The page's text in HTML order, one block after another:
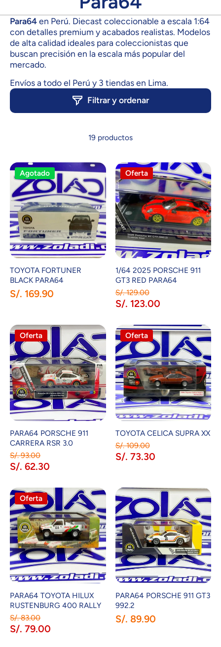
Para64en Perú. Diecast coleccionable a escala 1:64
con detalles premium y acabados realistas. Modelos
de alta calidad ideales para coleccionistas que
buscan precisión en la escala más popular del
mercado.
Envíos a todo el Perú y 3 tiendas en Lima.
Filtrar y ordenar
19 productos
Agotado
TOYOTA FORTUNER
BLACK PARA64
S/. 169.90
Oferta
1/64 2025 PORSCHE 911
GT3 RED PARA64
S/. 129.00
S/. 123.00
Oferta
PARA64 PORSCHE 911
CARRERA RSR 3.0
S/. 93.00
S/. 62.30
Oferta
TOYOTA CELICA SUPRA XX
S/. 109.00
S/. 73.30
Oferta
PARA64 TOYOTA HILUX
RUSTENBURG 400 RALLY
S/. 83.00
S/. 79.00
PARA64 PORSCHE 911 GT3
992.2
S/. 89.90